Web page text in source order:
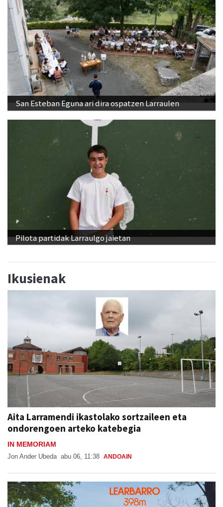
San Esteban Eguna ari dira ospatzen Larraulen
Pilota partidak Larraulgo jaietan
Ikusienak
Aita Larramendi ikastolako sortzaileen eta
ondorengoen arteko katebegia
IN MEMORIAM
Jon Ander Ubeda abu 06, 11:38 ANDOAIN